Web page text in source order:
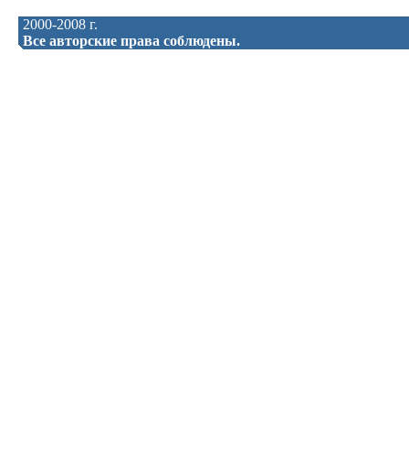
2000-2008 г.
Все авторские права соблюдены.